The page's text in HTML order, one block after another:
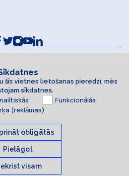
šīs vietnes lietošanas pieredzi, mēs
sīkdatnes.
Funkcionālās
(reklāmas)
obligātās
Pielāgot
visam